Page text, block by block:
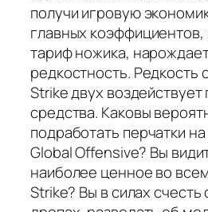
получи игровую
главных
тариф ножика,
редкостность. Редкость
Strike двух воздействует
средства. Каковы
подработать перчатки
Global Offensive? Вы
наиболее ценное во
Strike? Вы в силах